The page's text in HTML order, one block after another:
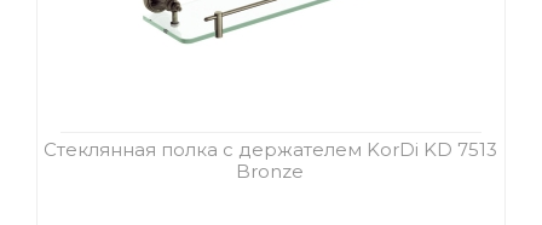
Стеклянная полка с держателем KorDi KD 7513
Bronze